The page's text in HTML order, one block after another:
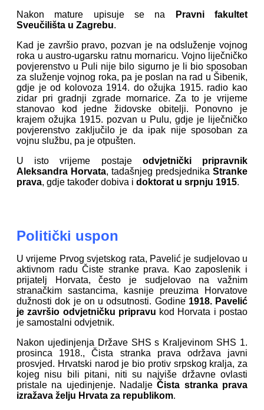
Nakon mature upisuje se na
Pravni fakultet
Sveučilišta u Zagrebu.
Kad je završio pravo, pozvan je na odsluženje vojnog
roka u austro-ugarsku ratnu mornaricu. Vojno liječničko
povjerenstvo u Puli nije bilo sigurno je li bio sposoban
za služenje vojnog roka, pa je poslan na rad u Šibenik,
gdje je od kolovoza 1914. do ožujka 1915. radio kao
zidar pri gradnji zgrade mornarice. Za to je vrijeme
stanovao kod jedne židovske obitelji. Ponovno je
krajem ožujka 1915. pozvan u Pulu, gdje je liječničko
povjerenstvo zaključilo je da ipak nije sposoban za
vojnu službu, pa je otpušten.
U isto vrijeme postaje odvjetnički pripravnik
Aleksandra Horvata, tadašnjeg predsjednika Stranke
prava, gdje također dobiva i doktorat u srpnju 1915.
Politički uspon
U vrijeme Prvog svjetskog rata, Pavelić je sudjelovao u
aktivnom radu Čiste stranke prava. Kao zaposlenik i
prijatelj Horvata, često je sudjelovao na važnim
stranačkim sastancima, kasnije preuzima Horvatove
dužnosti dok je on u odsutnosti. Godine 1918. Pavelić
je završio odvjetničku pripravu kod Horvata i postao
je samostalni odvjetnik.
Nakon ujedinjenja Države SHS s Kraljevinom SHS 1.
prosinca 1918., Čista stranka prava održava javni
prosvjed. Hrvatski narod je bio protiv srpskog kralja, za
kojeg nisu bili pitani, niti su najviše državne ovlasti
pristale na ujedinjenje. NadaljeČista stranka prava
izražava želju Hrvata za republikom.